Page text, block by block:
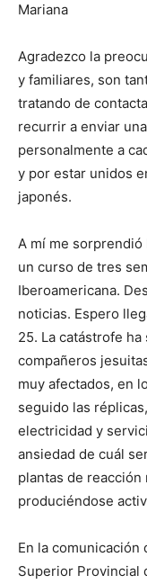
Mariana
Agradezco la
y familiares, son
tratando de
recurrir a enviar
personalmente a
y por estar unidos
japonés.
A mí me sorprendió
un curso de tres
Iberoamericana.
noticias. Espero
25. La catástrofe
compañeros
muy afectados, en
seguido las
electricidad y
ansiedad de cuál
plantas de reacción
produciéndose
En la comunicación
Superior Provincial